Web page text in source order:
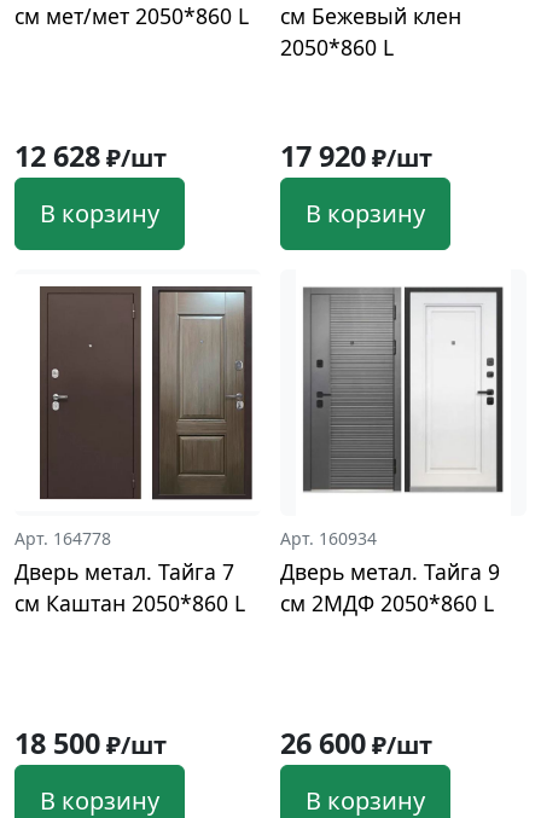
см мет/мет 2050*860 L
12 628₽/шт
В корзину
см Бежевый клен
2050*860 L
17 920₽/шт
В корзину
Арт. 164778
Дверь метал. Тайга 7
см Каштан 2050*860 L
18 500₽/шт
В корзину
Арт. 160934
Дверь метал. Тайга 9
см 2МДФ 2050*860 L
26 600₽/шт
В корзину